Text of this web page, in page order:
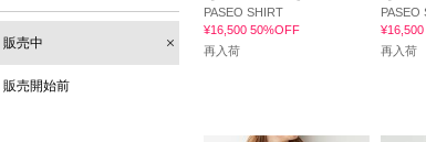
販売中
販売開始前
PASEO SHIRT
¥16,500 50%OFF
再入荷
PASEO
再入荷